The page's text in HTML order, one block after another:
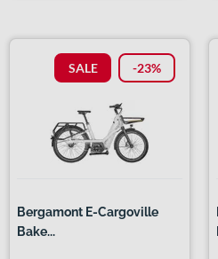
SALE -23%
Bergamont E-Cargoville
Bake...